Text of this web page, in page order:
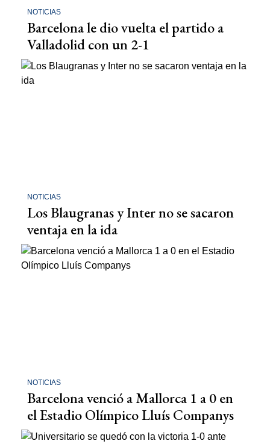
NOTICIAS
Barcelona le dio vuelta el partido a
Valladolid con un 2-1
NOTICIAS
Los Blaugranas y Inter no se sacaron
ventaja en la ida
NOTICIAS
Barcelona venció a Mallorca 1 a 0 en
el Estadio Olímpico Lluís Companys